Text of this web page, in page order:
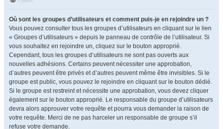
Où sont les groupes d’utilisateurs et comment puis-je en rejoindre un ?
Vous pouvez consulter tous les groupes d’utilisateurs en cliquant sur le lien
« Groupes d’utilisateurs » depuis le panneau de contrôle de l’utilisateur. Si
vous souhaitez en rejoindre un, cliquez sur le bouton approprié.
Cependant, tous les groupes d’utilisateurs ne sont pas ouverts aux
nouvelles adhésions. Certains peuvent nécessiter une approbation,
d’autres peuvent être privés et d’autres peuvent même être invisibles. Si le
groupe est public, vous pouvez le rejoindre en cliquant sur le bouton dédié.
Si le groupe est restreint et nécessite une approbation, vous devez cliquer
également sur le bouton approprié. Le responsable du groupe d’utilisateurs
devra alors approuver votre requête et pourra vous demander la raison de
votre requête. Merci de ne pas harceler un responsable de groupe s’il
refuse votre demande.